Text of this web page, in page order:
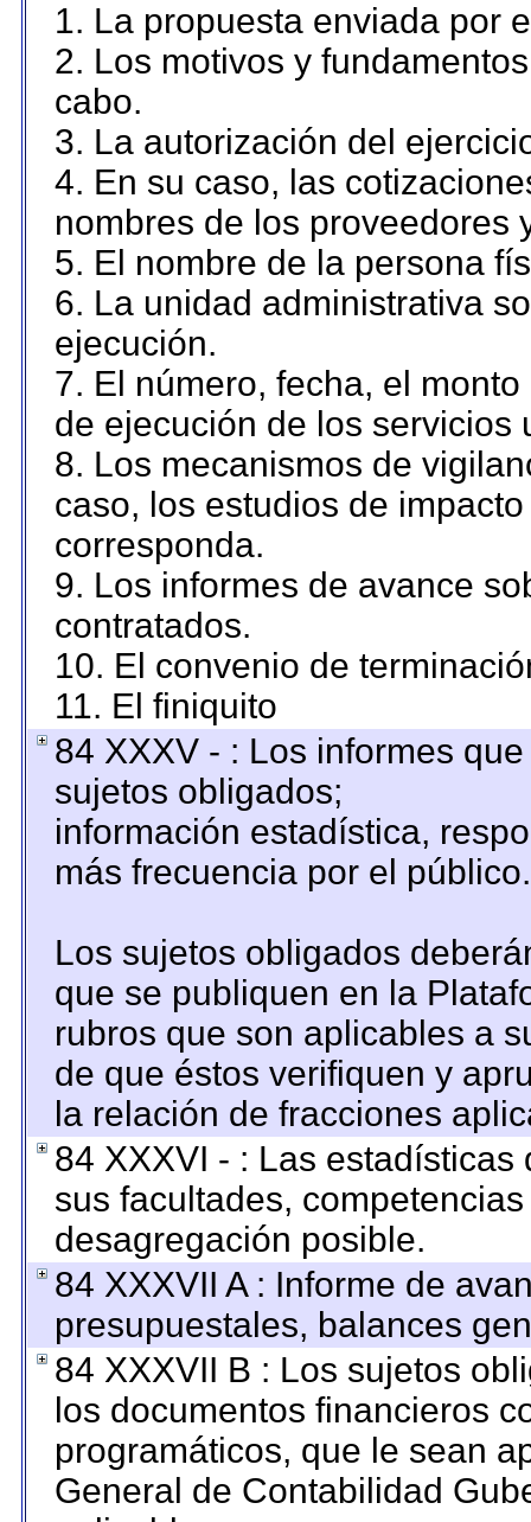
1. La propuesta enviada por
2. Los motivos y
cabo.
3. La autorización del
4. En su caso, las
nombres de los proveedores
5. El nombre de la persona
6. La unidad administrativa
ejecución.
7. El número, fecha, el
de ejecución de los servicios
8. Los mecanismos de
caso, los estudios de
corresponda.
9. Los informes de avance
contratados.
10. El convenio de
11. El finiquito
84 XXXV - : Los informes
sujetos obligados;
información estadística,
más frecuencia por el público.
Los sujetos obligados
que se publiquen en la
rubros que son aplicables a
de que éstos verifiquen y
la relación de fracciones
84 XXXVI - : Las
sus facultades,
desagregación posible.
84 XXXVII A : Informe de
presupuestales, balances
84 XXXVII B : Los sujetos
los documentos financieros
programáticos, que le sean
General de Contabilidad